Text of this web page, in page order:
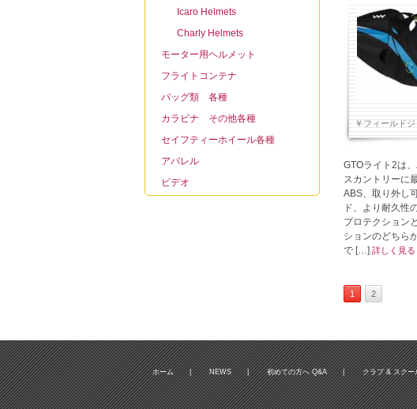
Icaro Helmets
Charly Helmets
モーター用ヘルメット
フライトコンテナ
バッグ類 各種
カラビナ その他各種
セイフティーホイール各種
アパレル
ビデオ
￥フィールド
GTOライト2は
スカントリーに
ABS、取り外し
ド、より耐久性
プロテクション
ションのどちら
で […] 詳しく見る
1 2
ホーム | NEWS | 初めての方へ Q&A | クラブ & スクー